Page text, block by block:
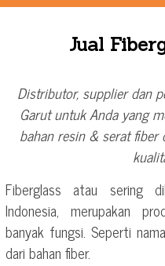
Jual
Distributor, supplier dan
Garut untuk Anda yang
bahan resin & serat fiber
Fiberglass atau sering
Indonesia, merupakan
banyak fungsi. Seperti
dari bahan fiber.